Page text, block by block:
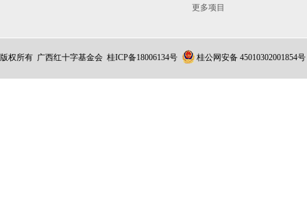
更多项目
版权所有 广西红十字基金会 桂ICP备18006134号 桂公网安备 45010302001854号